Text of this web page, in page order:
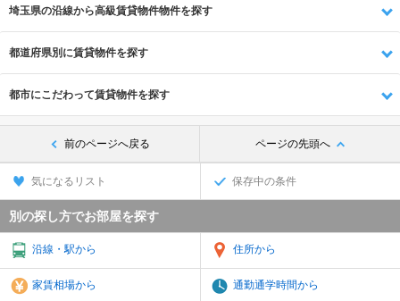
埼玉県の沿線から高級賃貸物件物件を探す
都道府県別に賃貸物件を探す
都市にこだわって賃貸物件を探す
前のページへ戻る ページの先頭へ
気になるリスト 保存中の条件
別の探し方でお部屋を探す
沿線・駅から 住所から
家賃相場から 通勤通学時間から